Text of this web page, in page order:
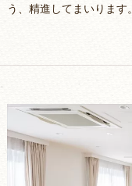
う、精進してまいります。